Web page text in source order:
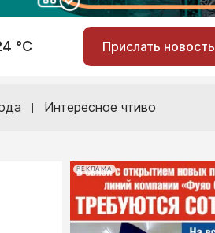
°С Прислать новость
Интересное чтиво
РЕКЛАМА